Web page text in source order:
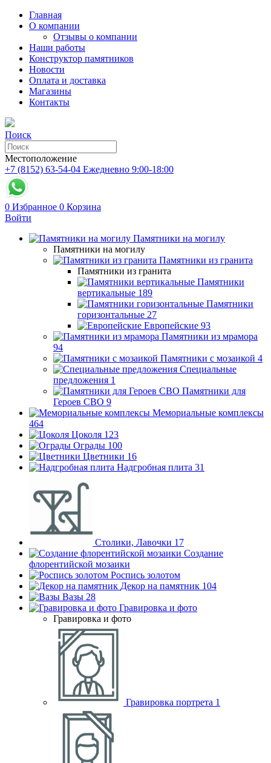
Главная
О компании
Отзывы о компании
Наши работы
Конструктор памятников
Новости
Оплата и доставка
Магазины
Контакты
Поиск
Местоположение
+7 (8152) 63-54-04 Ежедневно 9:00-18:00
0 Избранное 0 Корзина
Войти
Памятники на могилу
Памятники на могилу
Памятники из гранита
Памятники из гранита
Памятники
вертикальные 189
Памятники
горизонтальные 27
Европейские 93
Памятники из мрамора
94
Памятники с мозаикой 4
Специальные
предложения 1
Памятники для
Героев СВО 9
Мемориальные комплексы
464
Цоколя 123
Ограды 100
Цветники 16
Надгробная плита 31
Столики, Лавочки 17
Создание
флорентийской мозаики
Роспись золотом
Декор на памятник 104
Вазы 28
Гравировка и фото
Гравировка и фото
Гравировка портрета 1